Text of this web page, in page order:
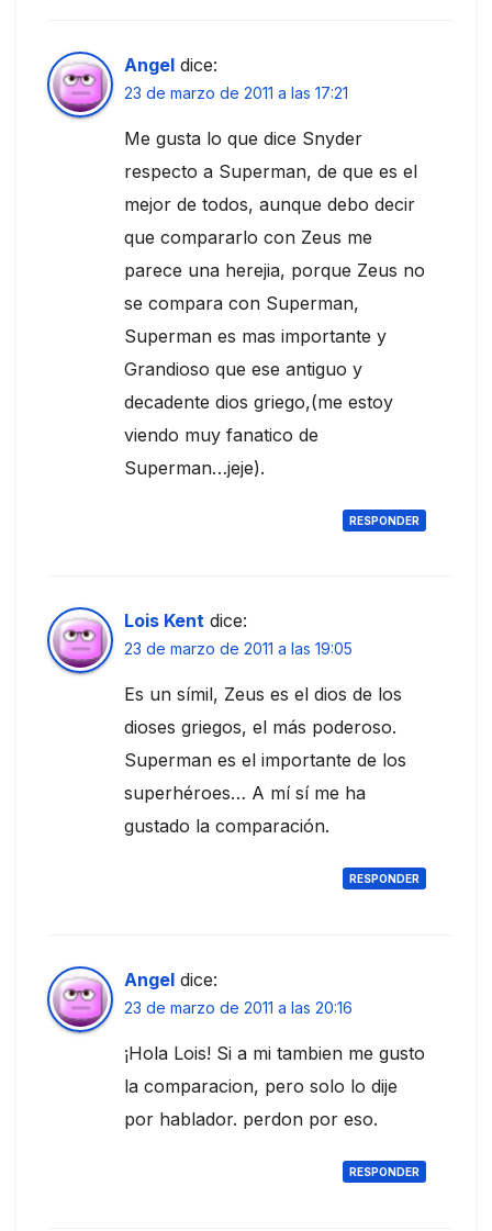
Angel dice:
23 de marzo de 2011 a las 17:21
Me gusta lo que dice Snyder
respecto a Superman, de que es el
mejor de todos, aunque debo decir
que compararlo con Zeus me
parece una herejia, porque Zeus no
se compara con Superman,
Superman es mas importante y
Grandioso que ese antiguo y
decadente dios griego,(me estoy
viendo muy fanatico de
Superman…jeje).
RESPONDER
Lois Kent dice:
23 de marzo de 2011 a las 19:05
Es un símil, Zeus es el dios de los
dioses griegos, el más poderoso.
Superman es el importante de los
superhéroes… A mí sí me ha
gustado la comparación.
RESPONDER
Angel dice:
23 de marzo de 2011 a las 20:16
¡Hola Lois! Si a mi tambien me gusto
la comparacion, pero solo lo dije
por hablador. perdon por eso.
RESPONDER